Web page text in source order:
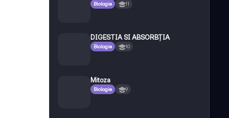
Biologie 11
DIGESTIA SI ABSORBȚIA
Biologie 10
Mitoza
Biologie 9